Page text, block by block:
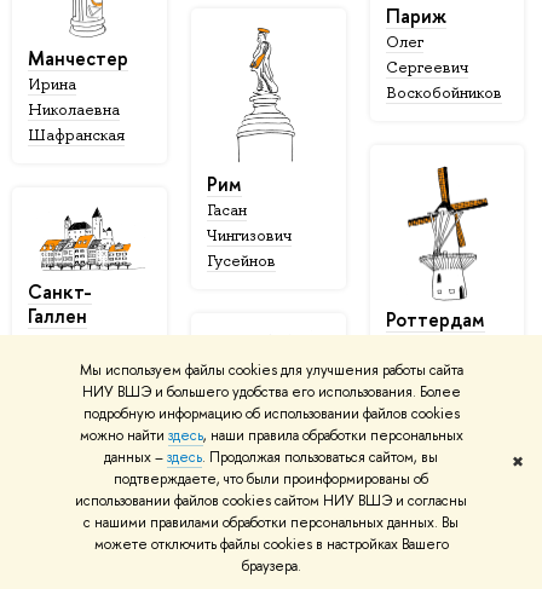
Мы используем файлы cookies для улучшения работы сайта
НИУ ВШЭ и большего удобства его использования. Более
подробную информацию об использовании файлов cookies
можно найти здесь, наши правила обработки персональных
данных –здесь. Продолжая пользоваться сайтом, вы
подтверждаете, что были проинформированы об
использовании файлов cookies сайтом НИУ ВШЭ и согласны
с нашими правилами обработки персональных данных. Вы
можете отключить файлы cookies в настройках Вашего
браузера.
✖
Манчестер
Ирина
Николаевна
Шафранская
Париж
Олег
Сергеевич
Воскобойников
Рим
Гасан
Чингизович
Гусейнов
Роттердам
Марковна
Юдкевич
Санкт-
Галлен
Владимир
Сергеевич
Автономов
Стокгольм
Ольга
Сергеевна
Довбыш
Тромсё